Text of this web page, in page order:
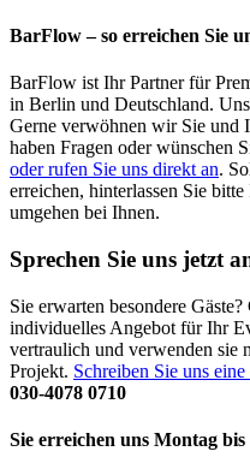
BarFlow – so erreichen Sie
BarFlow ist Ihr Partner für
in Berlin und Deutschland.
Gerne verwöhnen wir Sie und
haben Fragen oder wünschen
oder rufen Sie uns direkt an.
erreichen, hinterlassen Sie
umgehen bei Ihnen.
Sprechen Sie uns jetzt
Sie erwarten besondere
individuelles Angebot für Ihr
vertraulich und verwenden sie
Projekt. Schreiben Sie uns
030-4078 0710
Sie erreichen uns Montag